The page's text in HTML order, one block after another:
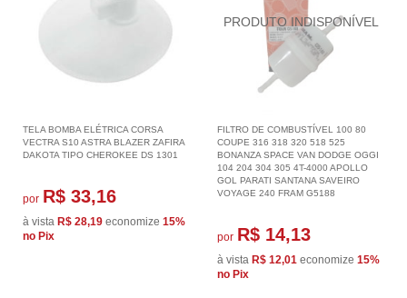
TELA BOMBA ELÉTRICA CORSA
VECTRA S10 ASTRA BLAZER ZAFIRA
DAKOTA TIPO CHEROKEE DS 1301
por R$ 33,16
à vista R$ 28,19 economize 15%
no Pix
FILTRO DE COMBUSTÍVEL 100 80
COUPE 316 318 320 518 525
BONANZA SPACE VAN DODGE OGGI
104 204 304 305 4T-4000 APOLLO
GOL PARATI SANTANA SAVEIRO
VOYAGE 240 FRAM G5188
por R$ 14,13
à vista R$ 12,01 economize 15%
no Pix